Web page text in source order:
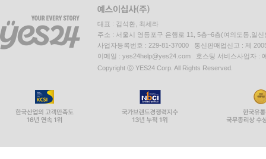
해주의 목백에게 示海州牧伯 ......... 300
임종게臨終偈 ......... 302
간기刊記 ......... 303
찾아보기 / 336
대표 : 김석환, 최세라
주소 : 서울시 영등포구 은행로 11, 5층~6층(여의도동,일신
사업자등록번호 : 229-81-37000 통신판매업신고 : 제
이메일 : yes24help@yes24.com 호스팅 서비스사업자 :
Copyright ⓒ YES24 Corp. All Rights Reserved.